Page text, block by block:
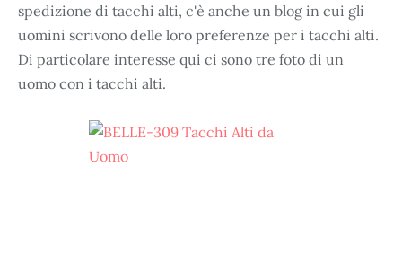
spedizione di tacchi alti, c'è anche un blog in cui gli
uomini scrivono delle loro preferenze per i tacchi alti.
Di particolare interesse qui ci sono tre foto di un
uomo con i tacchi alti.